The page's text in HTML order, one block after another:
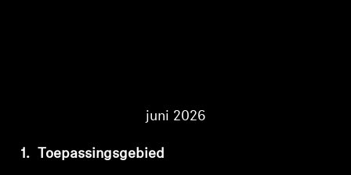
juni 2026
1. Toepassingsgebied